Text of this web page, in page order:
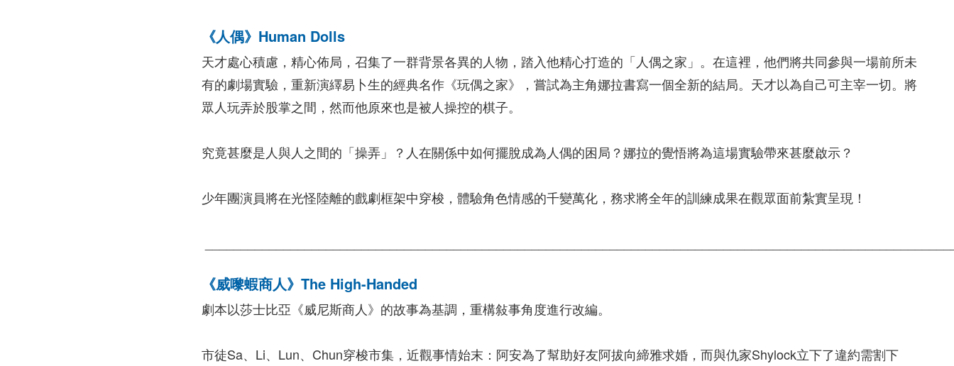
《人偶》Human Dolls
天才處心積慮，精心佈局，召集了一群背景各異的人物，踏入他精心打造的「人偶之家」。在這裡，他們將共同參與一場前所未
有的劇場實驗，重新演繹易卜生的經典名作《玩偶之家》，嘗試為主角娜拉書寫一個全新的結局。天才以為自己可主宰一切。將
眾人玩弄於股掌之間，然而他原來也是被人操控的棋子。
究竟甚麼是人與人之間的「操弄」？人在關係中如何擺脫成為人偶的困局？娜拉的覺悟將為這場實驗帶來甚麼啟示？
少年團演員將在光怪陸離的戲劇框架中穿梭，體驗角色情感的千變萬化，務求將全年的訓練成果在觀眾面前紮實呈現！
《威嚟蝦商人》The High-Handed
劇本以莎士比亞《威尼斯商人》的故事為基調，重構敍事角度進行改編。
市徒Sa、Li、Lun、Chun穿梭市集，近觀事情始末：阿安為了幫助好友阿拔向締雅求婚，而與仇家Shylock立下了違約需割下